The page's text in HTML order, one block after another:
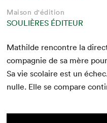
Maison d'édition
SOULIÈRES ÉDITEUR
Mathilde ren­con­tre la
com­pag­nie de sa mère
Sa vie sco­laire est un
nulle. Elle se com­pare